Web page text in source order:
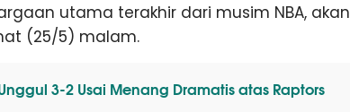
utama terakhir dari musim NBA, akan
(25/5) malam.
3-2 Usai Menang Dramatis atas Raptors